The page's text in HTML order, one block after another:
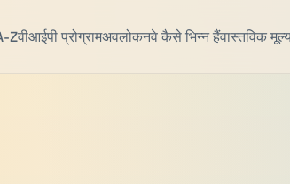
Zवीआईपी प्रोग्रामअवलोकनवे कैसे भिन्न हैंवास्तविक